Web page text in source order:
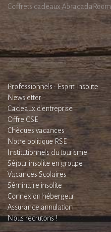
Coffrets cadeaux AbracadaRoom
Professionnels : Esprit Insolite
Newsletter
Cadeaux d'entreprise
Offre CSE
Chèques vacances
Notre politique RSE
Institutionnels du tourisme
Séjour insolite en groupe
Vacances Scolaires
Séminaire insolite
Connexion hébergeur
Assurance annulation
Nous recrutons !